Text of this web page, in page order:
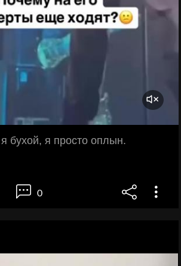
бухой, я просто оплын.
0